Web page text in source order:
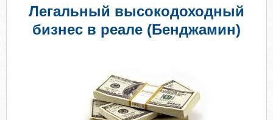
Легальный высокодоходный
бизнес в реале (Бенджамин)